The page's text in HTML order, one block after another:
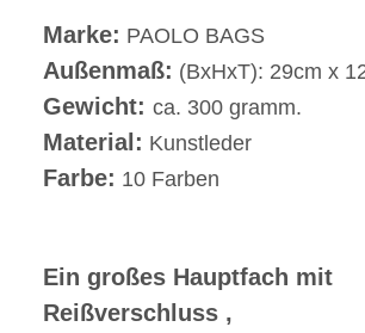
Marke: PAOLO BAGS
Außenmaß: (BxHxT): 29cm x
Gewicht: ca. 300 gramm.
Material: Kunstleder
Farbe: 10 Farben
Ein großes Hauptfach mit
Reißverschluss ,